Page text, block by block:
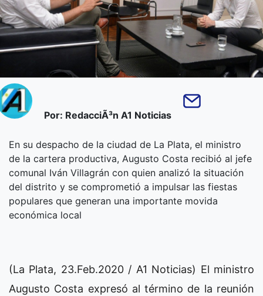
Por: RedacciÃ³n A1 Noticias
En su despacho de la ciudad de La Plata, el ministro
de la cartera productiva, Augusto Costa recibió al jefe
comunal Iván Villagrán con quien analizó la situación
del distrito y se comprometió a impulsar las fiestas
populares que generan una importante movida
económica local
(La Plata, 23.Feb.2020 / A1 Noticias) El ministro
Augusto Costa expresó al término de la reunión